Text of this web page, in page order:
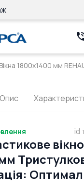
Вікна 1800x1400 мм
Опис
id
вікно